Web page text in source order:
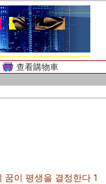
查看購物車
이 평생을 결정한다 1